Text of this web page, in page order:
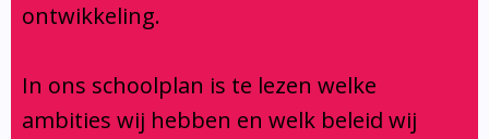
ontwikkeling.
In ons schoolplan is te lezen welke
ambities wij hebben en welk beleid wij